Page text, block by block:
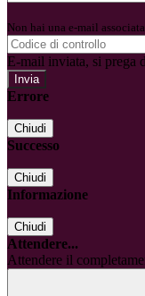
Non hai una e-mail
E-mail inviata, si prega
Errore
Chiudi
Successo
Chiudi
Informazione
Chiudi
Attendere...
Attendere il